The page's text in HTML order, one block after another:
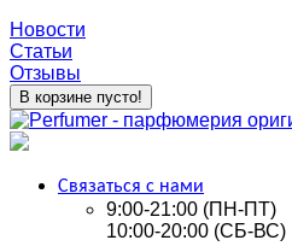
Новости
Статьи
Отзывы
В корзине пусто!
Связаться с нами
9:00-21:00 (ПН-ПТ)
10:00-20:00 (СБ-ВС)